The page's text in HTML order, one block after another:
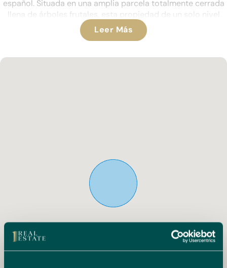
español. Situada en una amplia parcela totalmente cerrada
llena de árboles frutales, esta propiedad de un solo nivel
ofrece privacidad y comodidad.
El corazón de la casa es una generosa naya cubierta (terraza
al aire libre), que proporciona un lugar perfecto para
cuenta con sistemas eléctricos y de fontanería actualizados,
lo que garantiza una experiencia de vida cómoda y sin
complicaciones.
Externamente, la propiedad ofrece un amplio espacio de
conveniente para varios vehículos. Su ubicación privilegiada
se encuentra muy cerca de las tiendas locales, los
restaurantes y la playa, lo que ofrece una combinación de
Leer Más